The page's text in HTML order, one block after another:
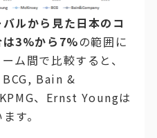
ルから見た日本のコ
は3%から7%の範囲に
ム間で比較すると、
Bain &
、Ernst Youngは
す。